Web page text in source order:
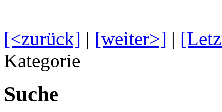
[<zurück] | [weiter>] |
Kategorie
Suche